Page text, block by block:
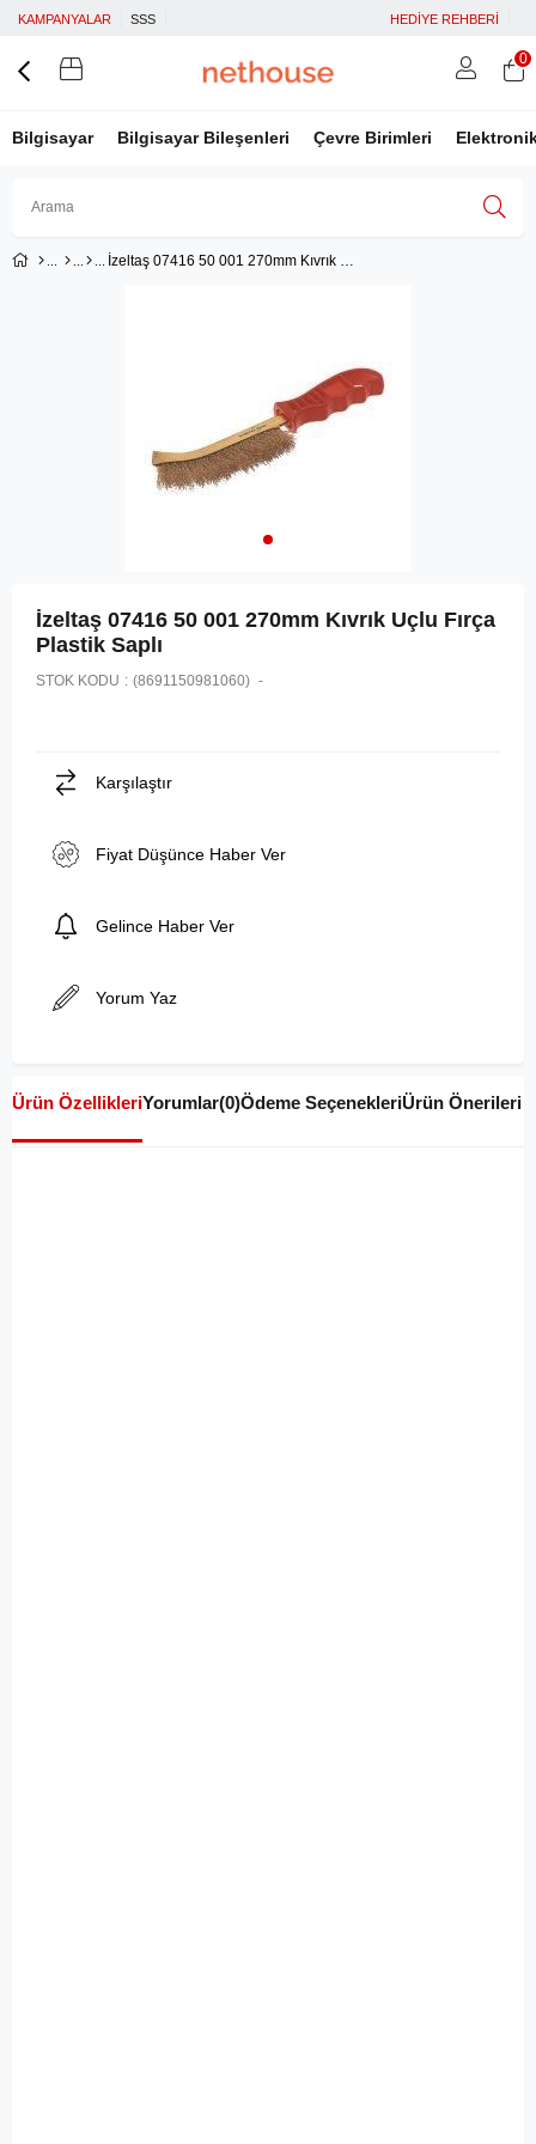
KAMPANYALAR SSS HEDİYE REHBERİ
Bilgisayar Bilgisayar Bileşenleri Çevre Birimleri
Üye Girişi
0
İzeltaş 07416 50 001 270mm Kıvrık Uçlu Fırça Plastik Saplı
İzeltaş 07416 50 001 270mm Kıvrık Uçlu Fırça
Plastik Saplı
STOK KODU (8691150981060)
Karşılaştır
Fiyat Düşünce Haber Ver
Gelince Haber Ver
Yorum Yaz
Ürün ÖzellikleriYorumlar(0)Ödeme SeçenekleriÜrün Önerileri